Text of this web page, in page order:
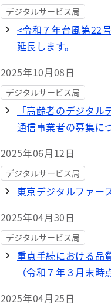
デジタルサービス局
<令和７年台風第22
延長します。
2025年10月08日
デジタルサービス局
「高齢者のデジタ
通信事業者の募集に
2025年06月12日
デジタルサービス局
東京デジタルファー
2025年04月30日
デジタルサービス局
重点手続における品
（令和７年３月末時
2025年04月25日